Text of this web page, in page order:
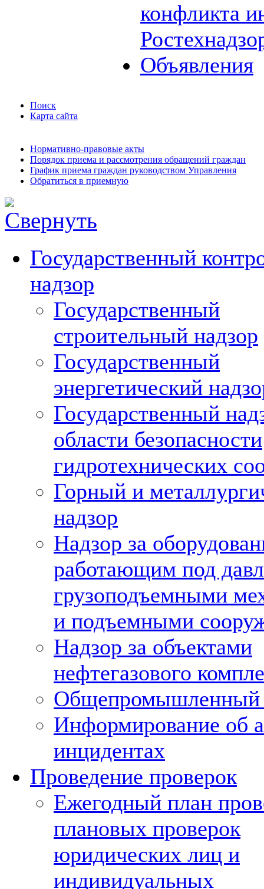
конфликта
Объявления
Поиск
Карта сайта
Нормативно-правовые акты
Порядок приема и рассмотрения обращений граждан
График приема граждан руководством Управления
Обратиться в приемную
Государственный
надзор
Государственный
строительный надзор
Государственный
энергетический
Государственный
области безопасности
гидротехнических
Горный и
надзор
Надзор за
работающим под
грузоподъемными
и подъемными
Надзор за объектами
нефтегазового
Общепромышленный
Информирование об
инцидентах
Проведение проверок
Ежегодный план
плановых проверок
юридических лиц и
индивидуальных